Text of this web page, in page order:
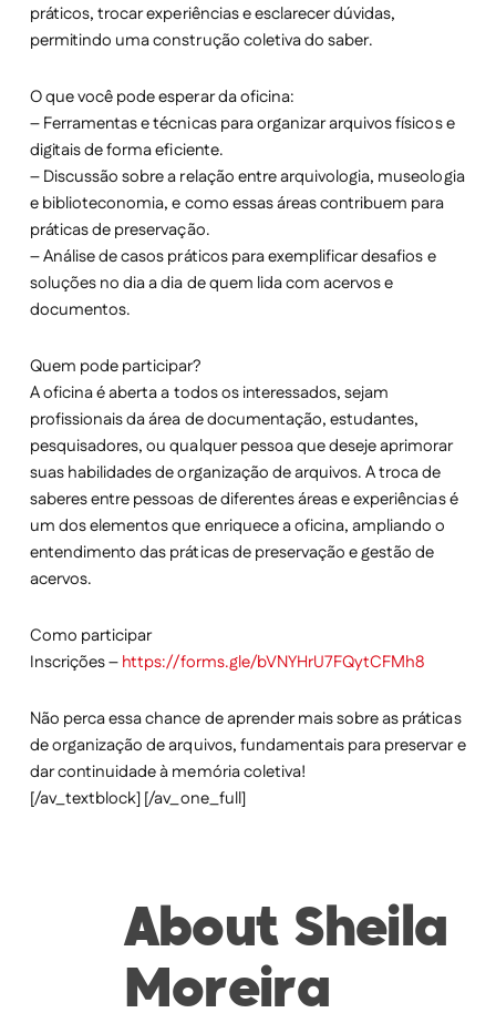
práticos, trocar experiências e esclarecer dúvidas,
permitindo uma construção coletiva do saber.
O que você pode esperar da oficina:
– Ferramentas e técnicas para organizar arquivos físicos e
digitais de forma eficiente.
– Discussão sobre a relação entre arquivologia, museologia
e biblioteconomia, e como essas áreas contribuem para
práticas de preservação.
– Análise de casos práticos para exemplificar desafios e
soluções no dia a dia de quem lida com acervos e
documentos.
Quem pode participar?
A oficina é aberta a todos os interessados, sejam
profissionais da área de documentação, estudantes,
pesquisadores, ou qualquer pessoa que deseje aprimorar
suas habilidades de organização de arquivos. A troca de
saberes entre pessoas de diferentes áreas e experiências é
um dos elementos que enriquece a oficina, ampliando o
entendimento das práticas de preservação e gestão de
acervos.
Como participar
Inscrições –https://forms.gle/bVNYHrU7FQytCFMh8
Não perca essa chance de aprender mais sobre as práticas
de organização de arquivos, fundamentais para preservar e
dar continuidade à memória coletiva!
[/av_textblock] [/av_one_full]
About Sheila
Moreira